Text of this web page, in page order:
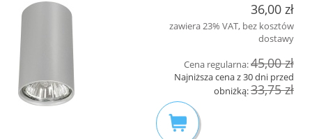
36,00 zł
zawiera 23% VAT, bez kosztów
dostawy
Cena regularna:45,00 zł
Najniższa cena z 30 dni przed
obniżką:33,75 zł